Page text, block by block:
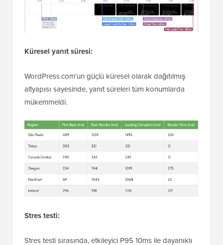
Küresel yanıt süresi:
WordPress.com'un güçlü küresel olarak dağıtılmış
altyapısı sayesinde, yanıt süreleri tüm konumlarda
mükemmeldi.
Stres testi:
Stres testi sırasında, etkileyici P95 10ms ile dayanıklı